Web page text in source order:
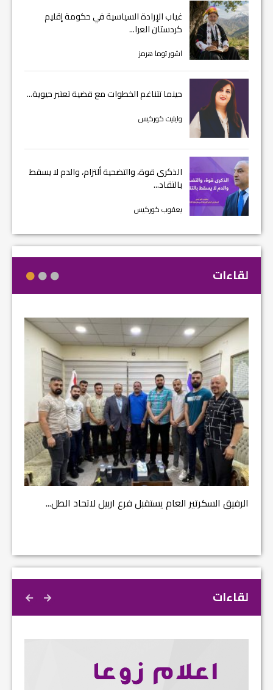
غياب الإرادة السياسية في حكومة إقليم
كردستان العرا...
اشور توما هرمز
حينما تتناغم الخطوات مع قضية تعتبر حيوية...
وايليت كوركيس
الذكرى قوة، والتضحية ألتزام، والدم لا يسقط
بالتقاد...
يعقوب كوركيس
لقاءات
الرفيق السكرتير العام يستقبل فرع اربيل لاتحاد الطل...
لقاءات